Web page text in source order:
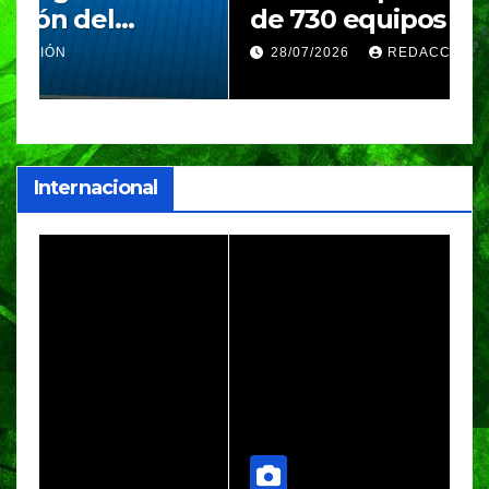
de 730 equipos en el
Festival Máster de Voleibol
REDACCIÓN
Internacional